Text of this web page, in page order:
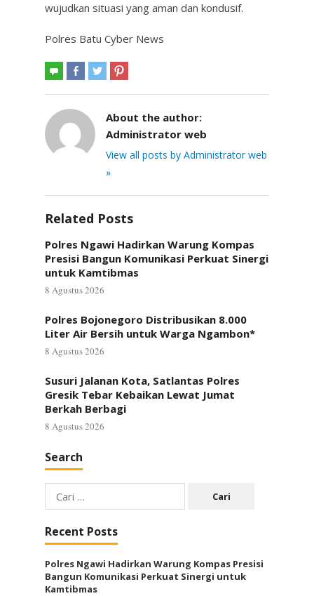
wujudkan situasi yang aman dan kondusif.
Polres Batu Cyber News
About the author:
Administrator web
View all posts by Administrator web
»
Related Posts
Polres Ngawi Hadirkan Warung Kompas
Presisi Bangun Komunikasi Perkuat Sinergi
untuk Kamtibmas
8 Agustus 2026
Polres Bojonegoro Distribusikan 8.000
Liter Air Bersih untuk Warga Ngambon*
8 Agustus 2026
Susuri Jalanan Kota, Satlantas Polres
Gresik Tebar Kebaikan Lewat Jumat
Berkah Berbagi
8 Agustus 2026
Search
Cari
untuk:
Recent Posts
Polres Ngawi Hadirkan Warung Kompas Presisi
Bangun Komunikasi Perkuat Sinergi untuk
Kamtibmas